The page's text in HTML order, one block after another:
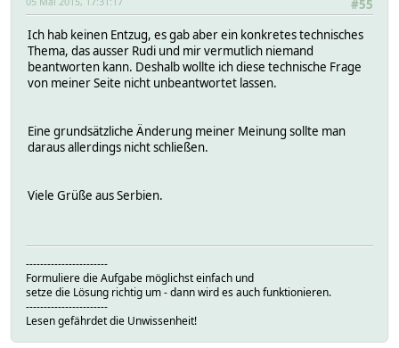
#55
Ich hab keinen Entzug, es gab aber ein konkretes technisches
Thema, das ausser Rudi und mir vermutlich niemand
beantworten kann. Deshalb wollte ich diese technische Frage
von meiner Seite nicht unbeantwortet lassen.
Eine grundsätzliche Änderung meiner Meinung sollte man
daraus allerdings nicht schließen.
Viele Grüße aus Serbien.
-----------------------
Formuliere die Aufgabe möglichst einfach und
setze die Lösung richtig um - dann wird es auch funktionieren.
-----------------------
Lesen gefährdet die Unwissenheit!